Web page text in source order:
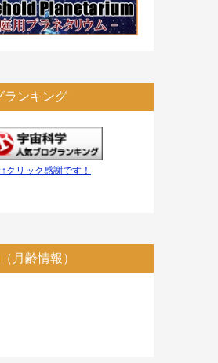
ランキング
クリック感謝です！
月齢情報）